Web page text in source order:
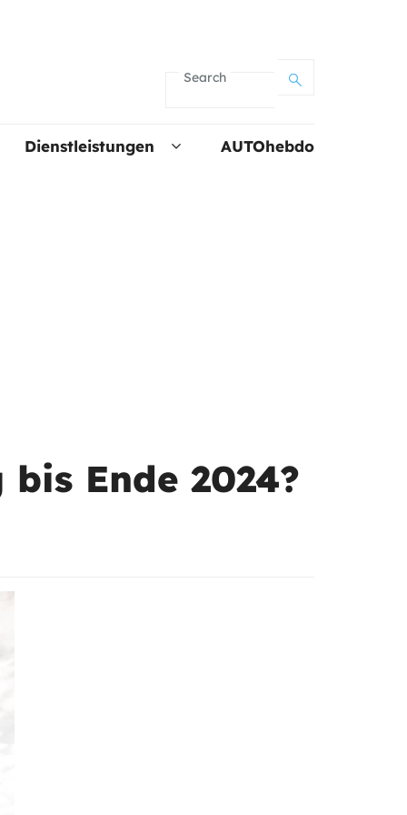
Search
Dienstleistungen AUTOhebdo
Ende 2024?